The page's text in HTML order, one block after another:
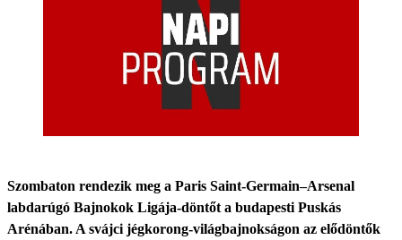
Szombaton rendezik meg a Paris Saint-Germain–Arsenal
labdarúgó Bajnokok Ligája-döntőt a budapesti Puskás
Arénában. A svájci jégkorong-világbajnokságon az elődöntők